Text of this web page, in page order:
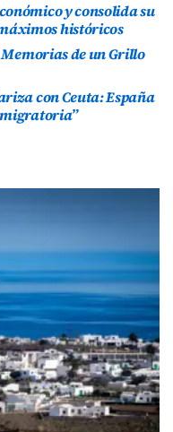
y consolida su
históricos
Memorias de un Grillo
con Ceuta: España
migratoria”